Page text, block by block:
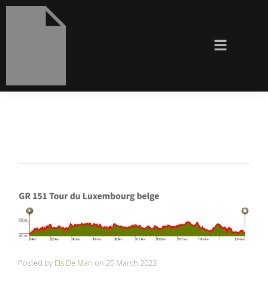
Posted by Els De Man on 25 March 2023